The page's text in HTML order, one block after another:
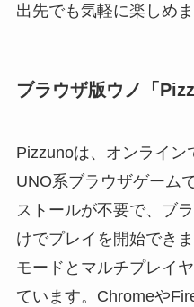
出先でも気軽に楽しめま
ブラウザ版ウノ「
Pizzunoは、オンライン
UNO系ブラウザゲーム
ストールが不要で、ブ
けでプレイを開始でき
モードとマルチプレイ
ています。Chromeや